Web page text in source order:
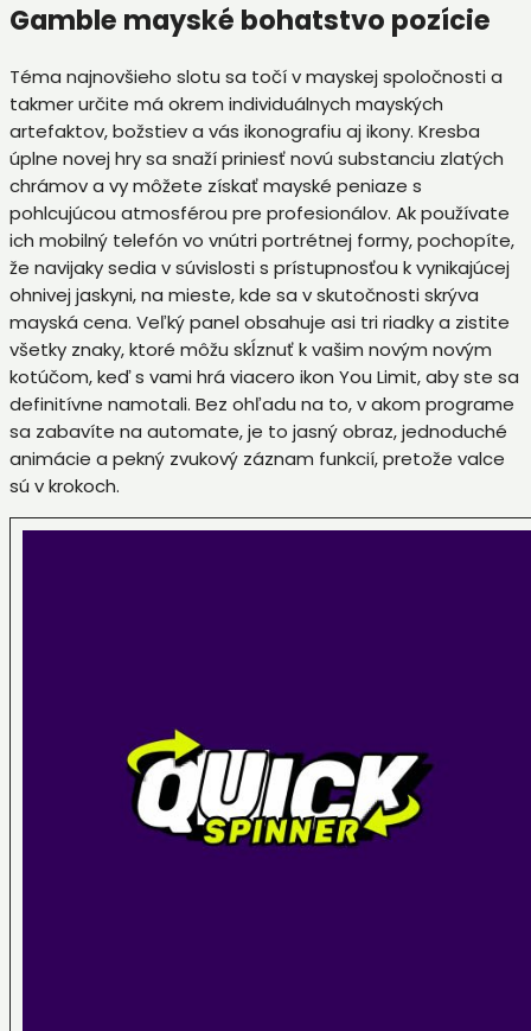
Gamble mayské bohatstvo pozície
Téma najnovšieho slotu sa točí v mayskej spoločnosti a
takmer určite má okrem individuálnych mayských
artefaktov, božstiev a vás ikonografiu aj ikony. Kresba
úplne novej hry sa snaží priniesť novú substanciu zlatých
chrámov a vy môžete získať mayské peniaze s
pohlcujúcou atmosférou pre profesionálov. Ak používate
ich mobilný telefón vo vnútri portrétnej formy, pochopíte,
že navijaky sedia v súvislosti s prístupnosťou k vynikajúcej
ohnivej jaskyni, na mieste, kde sa v skutočnosti skrýva
mayská cena. Veľký panel obsahuje asi tri riadky a zistite
všetky znaky, ktoré môžu skĺznuť k vašim novým novým
kotúčom, keď s vami hrá viacero ikon You Limit, aby ste sa
definitívne namotali. Bez ohľadu na to, v akom programe
sa zabavíte na automate, je to jasný obraz, jednoduché
animácie a pekný zvukový záznam funkcií, pretože valce
sú v krokoch.